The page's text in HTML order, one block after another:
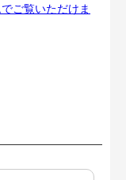
ご覧いただけま